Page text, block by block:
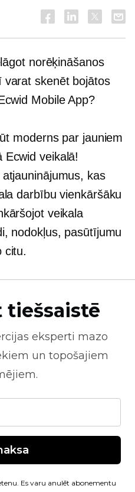
norēķināšanos
varat skenēt bojātos
Mobile App?
modernspar jauniem
veikalā!
kas
darbību vienkāršāku
veikala
nodokļus, pasūtījumu
citu.
tiešsaistē
eksperti mazo
un topošajiem
Es varu anulēt abonementu